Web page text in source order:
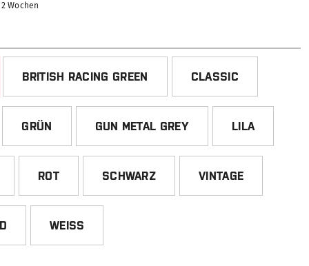
Wochen
BRITISH RACING GREEN CLASSIC
GRÜN GUN METAL GREY LILA
ROT SCHWARZ VINTAGE
WEISS